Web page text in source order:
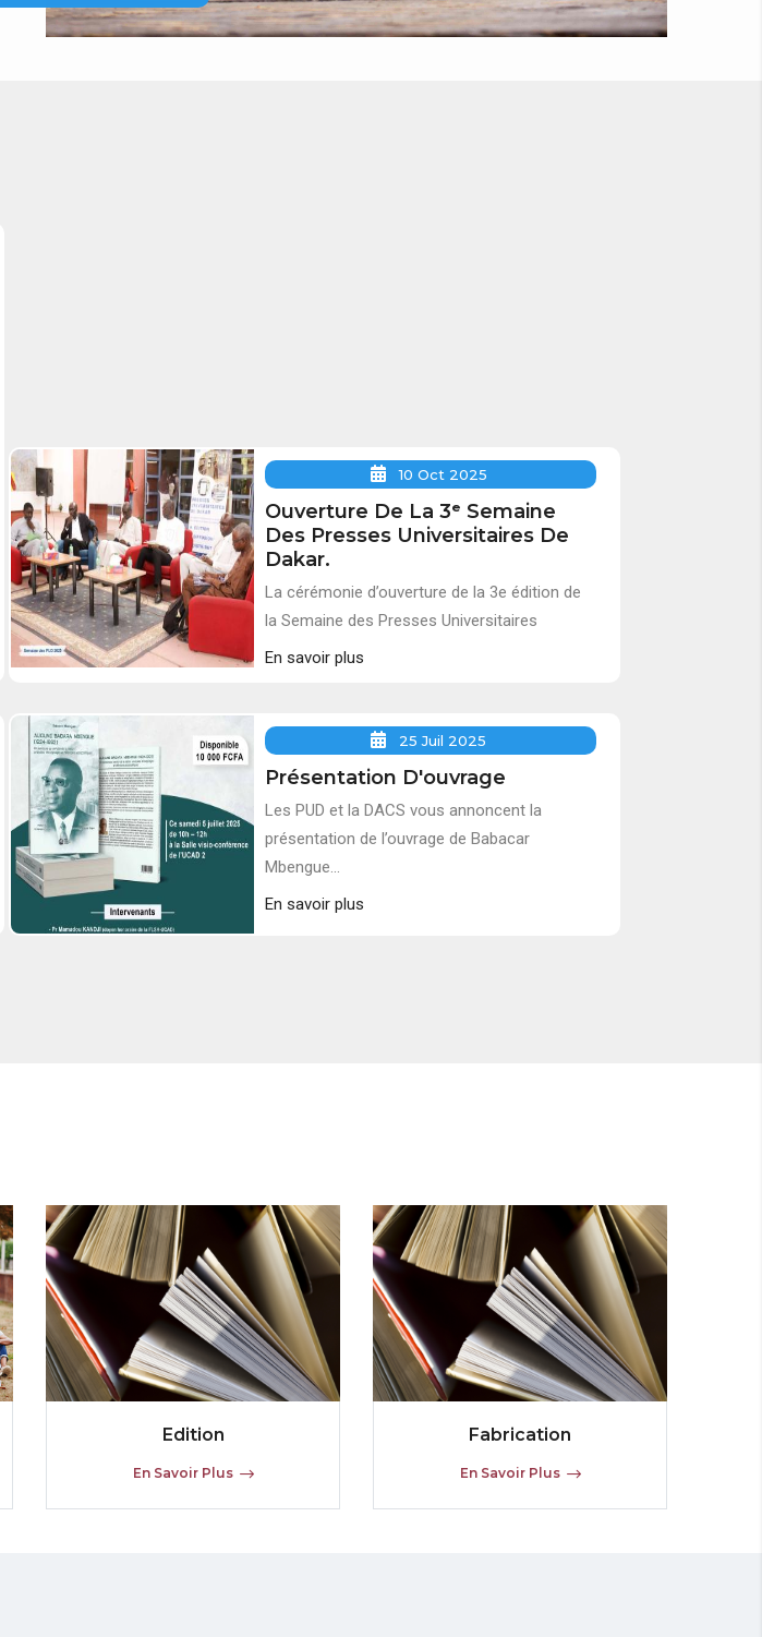
10 Oct 2025
Ouverture De La 3ᵉ Semaine
Des Presses Universitaires De
Dakar.
La cérémonie d’ouverture de la 3e édition de
la Semaine des Presses Universitaires
En savoir plus
25 Juil 2025
Présentation D'ouvrage
Les PUD et la DACS vous annoncent la
présentation de l’ouvrage de Babacar
Mbengue...
En savoir plus
Edition
En Savoir Plus
Fabrication
En Savoir Plus